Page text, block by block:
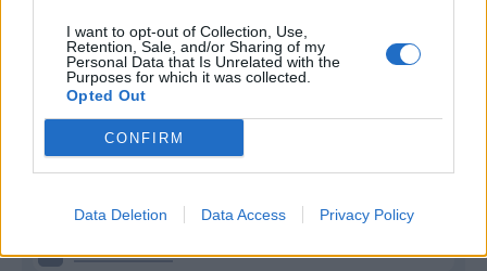
I want to opt-out of Collection, Use,
Retention, Sale, and/or Sharing of my
Personal Data that Is Unrelated with the
Purposes for which it was collected.
Opted Out
CONFIRM
Data Deletion Data Access Privacy Policy
VEN 1-2 SPE
SPE 2-3
6 SPE 1-2 MIL
8 SPE 2-1 SAL